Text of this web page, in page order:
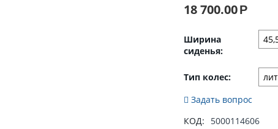
18 700.00Р
Ширина
сиденья:
Тип колес:
Задать вопрос
КОД:
5000114606